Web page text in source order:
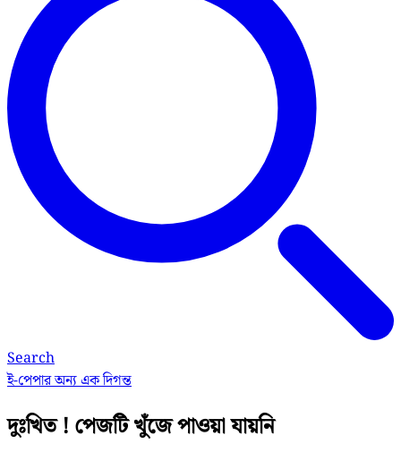
Search
ই-পেপারঅন্য এক দিগন্ত
দুঃখিত ! পেজটি খুঁজে পাওয়া যায়নি